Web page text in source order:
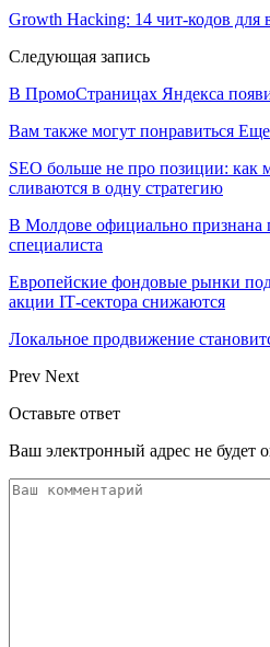
Growth Hacking: 14 чит-кодов для
Следующая запись
В ПромоСтраницах Яндекса
Вам также могут понравиться Еще
SEO больше не про позиции: как
сливаются в одну стратегию
В Молдове официально признана
специалиста
Европейские фондовые рынки
акции IT‑сектора снижаются
Локальное продвижение
Prev Next
Оставьте ответ
Ваш электронный адрес не будет